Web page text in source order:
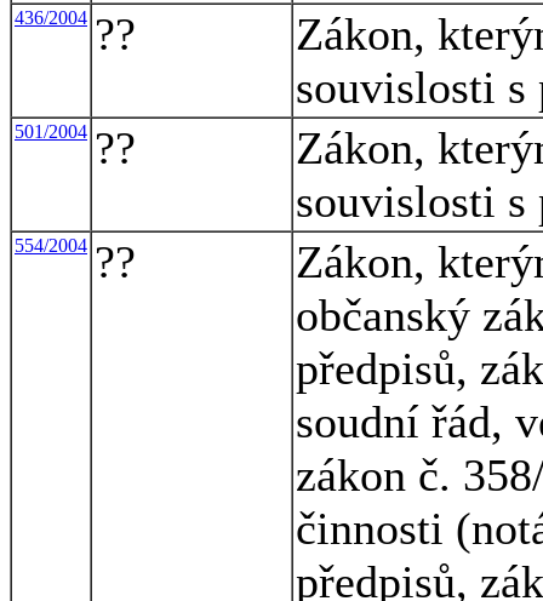
436/2004 ??
Zákon,
souvislosti s
501/2004 ??
Zákon,
souvislosti
554/2004 ??
Zákon,
občanský
předpisů,
soudní řád,
zákon č.
činnosti
předpisů,